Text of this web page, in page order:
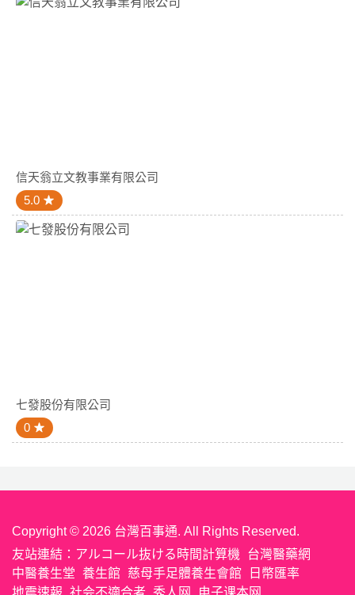
信天翁立文教事業有限公司
5.0
七發股份有限公司
0
Copyright © 2026 台灣百事通. All Rights Reserved.
友站連結： アルコール抜ける時間計算機
台灣醫藥網
中醫養生堂 養生館 慈母手足體養生會館
日幣匯率
地震速報 社会不適合者 秀人网 电子课本网